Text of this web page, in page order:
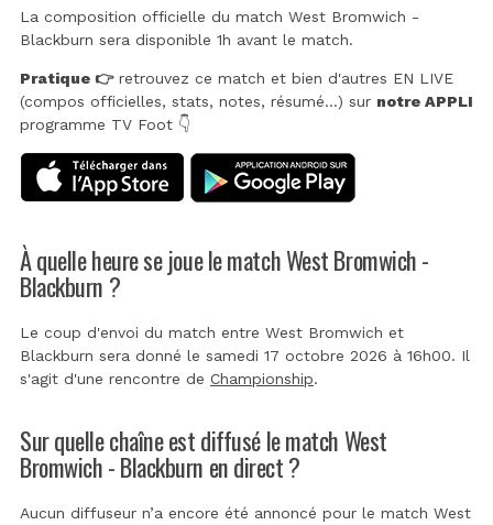
La composition officielle du match West Bromwich -
Blackburn sera disponible 1h avant le match.
Pratique 👉retrouvez ce match et bien d'autres EN LIVE
(compos officielles, stats, notes, résumé...) sur notre APPLI
programme TV Foot 👇
À quelle heure se joue le match West Bromwich -
Blackburn ?
Le coup d'envoi du match entre West Bromwich et
Blackburn sera donné le samedi 17 octobre 2026 à 16h00. Il
s'agit d'une rencontre de Championship.
Sur quelle chaîne est diffusé le match West
Bromwich - Blackburn en direct ?
Aucun diffuseur n’a encore été annoncé pour le match West